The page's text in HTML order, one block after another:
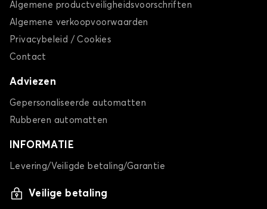
Algemene productveiligheidsvoorschriften
Algemene verkoopvoorwaarden
Privacybeleid / Cookies
Contact
Adviezen
Gepersonaliseerde automatten
Rubberen automatten
INFORMATIE
Levering/Veiligde betaling/Garantie
Veilige betaling